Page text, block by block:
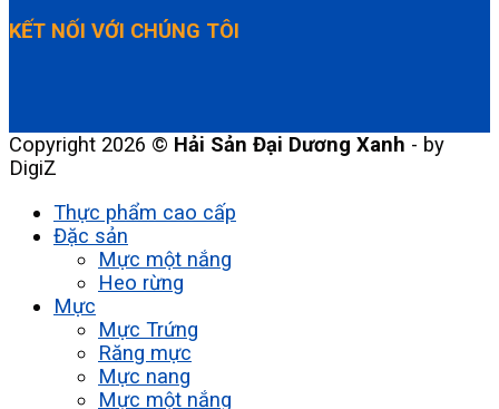
KẾT NỐI VỚI CHÚNG TÔI
Copyright 2026 © Hải Sản Đại Dương Xanh - by
DigiZ
Thực phẩm cao cấp
Đặc sản
Mực một nắng
Heo rừng
Mực
Mực Trứng
Răng mực
Mực nang
Mực một nắng